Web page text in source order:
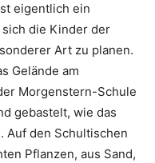
eigentlich ein
die Kinder der
Art zu planen.
Gelände am
Morgenstern-Schule
gebastelt, wie das
Auf den Schultischen
Pflanzen, aus Sand,